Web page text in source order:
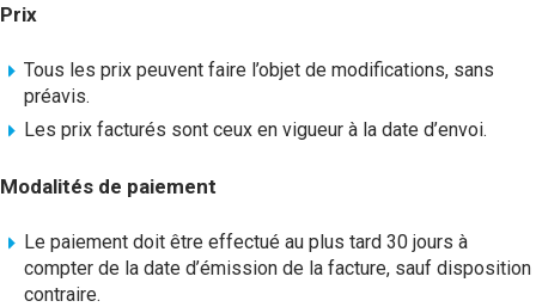
Prix
Tous les prix peuvent faire l’objet de modifications, sans
préavis.
Les prix facturés sont ceux en vigueur à la date d’envoi.
Modalités de paiement
Le paiement doit être effectué au plus tard 30 jours à
compter de la date d’émission de la facture, sauf disposition
contraire.